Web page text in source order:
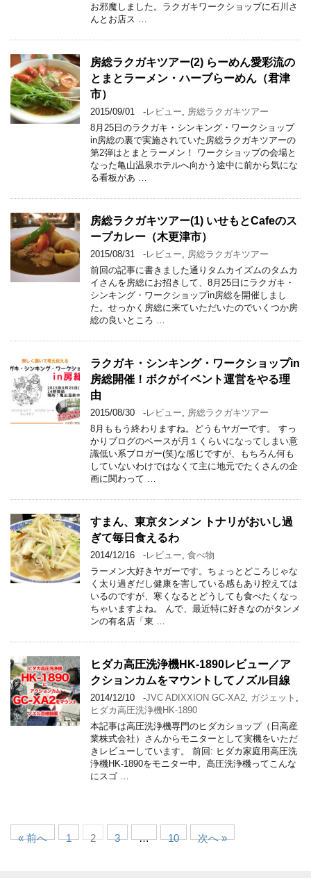
お邪魔しました。ラクガキワークショップに石川さ
んとお店ス …
房総ラクガキツアー(2) らーめん愛彩流の
とまとラーメン・ハーブらーめん（君津
市）
2015/09/01 -レビュー, 房総ラクガキツアー
8月25日のラクガキ・シンキング・ワークショップ
in房総の裏で実施されていた房総ラクガキツアーの
第2弾はとまとラーメン！ ワークショップの会場と
なった亀山温泉ホテルへ向かう途中に前から気にな
る看板があ …
房総ラクガキツアー(1) いせもとCafeのス
ープカレー（木更津市）
2015/08/31 -レビュー, 房総ラクガキツアー
前回の記事に書きました通りタムカイズムのタムカ
イさんを房総にお招きして、8月25日にラクガキ・
シンキング・ワークショップin房総を開催しまし
た。せっかく房総に来ていただいたのでいくつか房
総の良いところ …
ラクガキ・シンキング・ワークショップin
房総開催！ボクがイベント運営をやる理
由
2015/08/30 -レビュー, 房総ラクガキツアー
8月ももう終わりますね。どうもヤガーです。 すっ
かりブログのペースが月１くらいになってしまい意
識低い系ブロガー(笑)な感じですが、もちろん何も
していないわけではなくて主に地元でたくさんの企
画に関わって …
すまん、東京タンメン トナリがおいし過
ぎて毎日食えるわ
2014/12/16 -レビュー, 食べ物
ラーメン大好きヤガーです。ちょっとどころじゃな
く太り過ぎだし健康を害している感もあり控えては
いるのですが、寒くなるとどうしても食べたくなっ
ちゃいますよね。 んで、最近特に好きなのがタンメ
ンの有名店「東 …
ヒダカ高圧洗浄機HK-1890レビュー／ア
クションカムをマウントしてノズル目線
2014/12/10 -JVC ADIXXION GC-XA2, ガジェット ,
ヒダカ高圧洗浄機HK-1890
本記事は高圧洗浄機専門のヒダカショップ（日高産
業株式会社）さんからモニターとして実機をいただ
きレビューしています。 前回: ヒダカ家庭用高圧洗
浄機HK-1890をモニター中。高圧洗浄機ってこんな
にスゴ …
« 前へ 1 2 3 … 10 次へ »